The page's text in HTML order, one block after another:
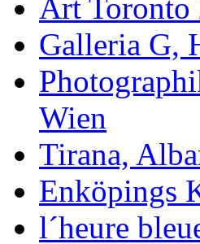
Art Toronto
Galleria G,
Wien
Tirana,
Enköpings
l´heure